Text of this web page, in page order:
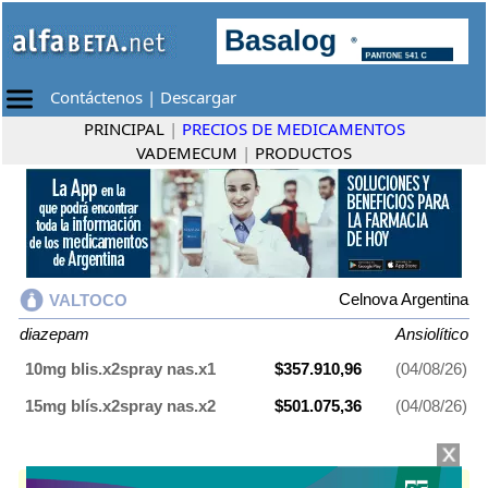
Contáctenos | Descargar
PRINCIPAL | PRECIOS DE MEDICAMENTOS
VADEMECUM | PRODUCTOS
VALTOCO
Celnova Argentina
diazepam
Ansiolítico
10mg blis.x2spray nas.x1
$357.910,96
(04/08/26)
15mg blís.x2spray nas.x2
$501.075,36 (04/08/26)